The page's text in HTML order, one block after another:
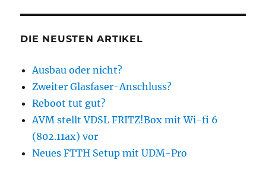
DIE NEUSTEN ARTIKEL
Ausbau oder nicht?
Zweiter Glasfaser-Anschluss?
Reboot tut gut?
AVM stellt VDSL FRITZ!Box mit Wi-fi 6
(802.11ax) vor
Neues FTTH Setup mit UDM-Pro